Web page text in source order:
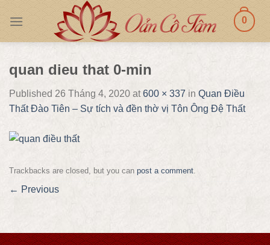
0
quan dieu that 0-min
Published 26 Tháng 4, 2020 at600 × 337 in Quan Điều
Thất Đào Tiên – Sự tích và đền thờ vị Tôn Ông Đệ Thất
Trackbacks are closed, but you can post a comment
← Previous